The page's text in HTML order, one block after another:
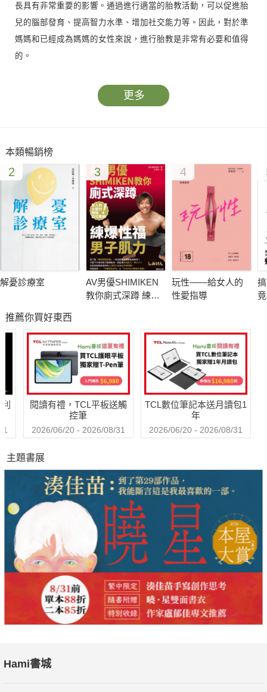
長具有非常重要的影響。通過進行適當的胎教活動，可以促進胎
兒的腦部發育、提高智力水準、增加社交能力等。因此，對於準
媽媽和已經成為媽媽的女性來說，進行胎教是非常有必要和值得
的。
的指南書籍，書中詳細介紹了如何透過各種方法和技巧來促進胎
且避免接觸有害物質，同時還可以透過漫畫書籍等方式提高自己
對母嬰護理的認知。在孕中期，母親需要保持適當的運動量和睡
眠時間，以及更多地參與社交活動和交流，從而增加胎兒的社交
能力和溝通技巧。在孕晚期，母親需要學會掌握自己的情緒和放
鬆身心，同時也需要更加關注分娩的準備工作。
此外，本書中還介紹了一系列胎教方法，包括語言教育、音樂胎
教和觸覺刺激等，讓讀者可以根據自己的情況和喜好進行選擇和
實踐。最後，在幸福分娩即將到來之際，本書提供了豐富的準備
資料和建議，從而讓母親在分娩過程中更加放心和安心。
常實用的指南書籍，它不僅提供了豐富的知識和資訊，還能夠引
導讀者進行實際的胎教活動。通過閱讀本書，您可以更好地了解
孕期的重點注意事項和應該採取的行動，從而確保母親和胎兒的
健康和安全，並為未來的幸福生活打下良好的基礎
更多
本類暢銷榜
2
解憂診療室
3
AV男優SHIMIKEN
教你廁式深蹲 練爆
4
玩性――給女人的
性愛指導
推薦你買好東西
閱讀有禮，TCL平板送觸
控筆
2026/06/20 - 2026/08/31
TCL數位筆記本送月讀包1
年
2026/06/20 - 2026/08/31
主題書展
Hami書城